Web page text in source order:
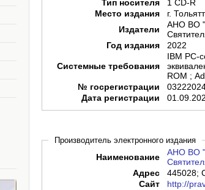
Тип носителя
1 CD-R
Место издания
г.
Издатели
АНО ВО
Год издания
2022
Системные требования
IBM PC-
ROM ;
№ госрегистрации
Дата регистрации
Производитель электронного издания
Наименование
АНО ВО
Адрес
445028;
Сайт
http://